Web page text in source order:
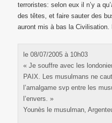
terroristes: selon eux il n’y a
des têtes, et faire sauter des
auront mis à bas la
le 08/07/2005 à 10h03
« Je souffre avec les
PAIX. Les musulmans ne
l’amalgame svp entre les
l’envers. »
Younès le musulman,